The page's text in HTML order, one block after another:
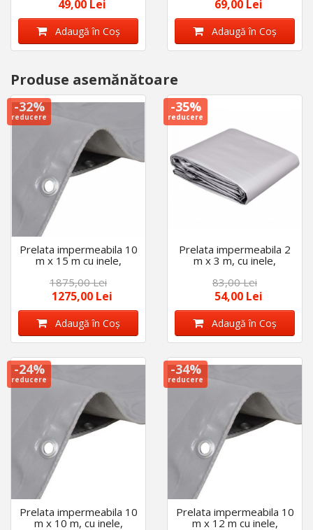
49,00 Lei
Adaugă în Coş
69,00 Lei
Adaugă în Coş
Produse asemănătoare
-32%
reducere
Prelata impermeabila 10
m x 15 m cu inele,
calitate premium, Gri
1875,00 Lei
1275,00 Lei
Adaugă în Coş
-35%
reducere
Prelata impermeabila 2
m x 3 m, cu inele,
calitate premium, Gri
83,00 Lei
54,00 Lei
Adaugă în Coş
-24%
reducere
Prelata impermeabila 10
m x 10 m, cu inele,
-34%
reducere
Prelata impermeabila 10
m x 12 m cu inele,